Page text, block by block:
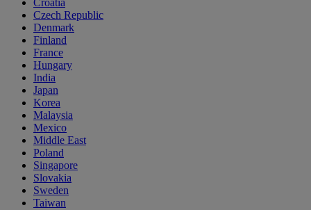
Croatia
Czech Republic
Denmark
Finland
France
Hungary
India
Japan
Korea
Malaysia
Mexico
Middle East
Poland
Singapore
Slovakia
Sweden
Taiwan